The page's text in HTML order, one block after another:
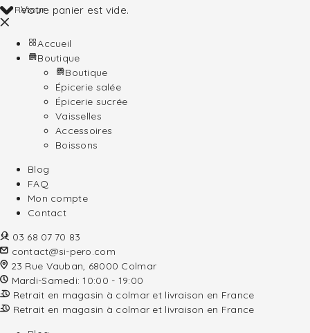
Votre panier est vide.
Retour
Accueil
Boutique
Boutique
Épicerie salée
Épicerie sucrée
Vaisselles
Accessoires
Boissons
Blog
FAQ
Mon compte
Contact
03 68 07 70 83
contact@si-pero.com
23 Rue Vauban, 68000 Colmar
Mardi-Samedi: 10:00 - 19:00
Retrait en magasin à colmar et livraison en France
Retrait en magasin à colmar et livraison en France